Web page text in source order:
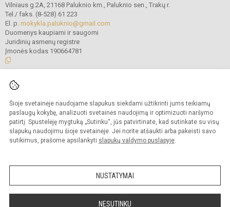
Šioje svetainėje naudojame slapukus siekdami užtikrinti jums teikiamų
paslaugų kokybę, analizuoti svetainės naudojimą ir optimizuoti naršymo
patirtį. Spustelėję mygtuką „Sutinku“, jūs patvirtinate, kad sutinkate su visų
slapukų naudojimu šioje svetainėje. Jei norite atšaukti arba pakeisti savo
sutikimus, prašome apsilankyti slapukų valdymo puslapyje.
NUSTATYMAI
NESUTINKU
Vilniaus g.2A, 21168 Paluknio km., Paluknio sen., Trakų r.
Tel./ faks. (8-528) 61 223
El. p. mokykla.paluknio@gmail.com
Duomenys kaupiami ir saugomi
Juridinių asmenų registre
Įmonės kodas 190664781
© 2021. Trakų r. Paluknio Longino Komolovskio gimnazija. Visos teisės
Kopijuoti turinį be raštiško gimnazijos administracijos sutikimo griežtai
draudžiama.
Prieinamumo paraiška Slapukų valdymas
Sumanus būdas atnaujinti